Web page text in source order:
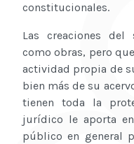
constitucionales.
Las creaciones del
como obras, pero
actividad propia de
bien más de su
tienen toda la
jurídico le aporta
público en general